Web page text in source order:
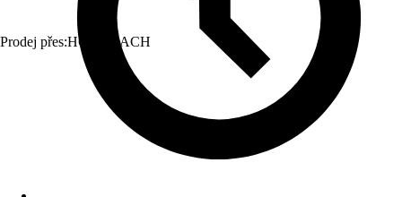
Prodej přes:HORNBACH